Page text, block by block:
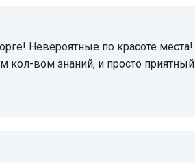
вом знаний, и просто приятный